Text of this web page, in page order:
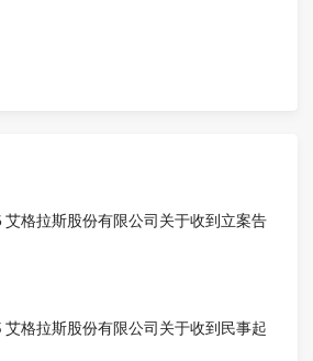
格拉斯股份有限公司关于收到立案告
格拉斯股份有限公司关于收到民事起